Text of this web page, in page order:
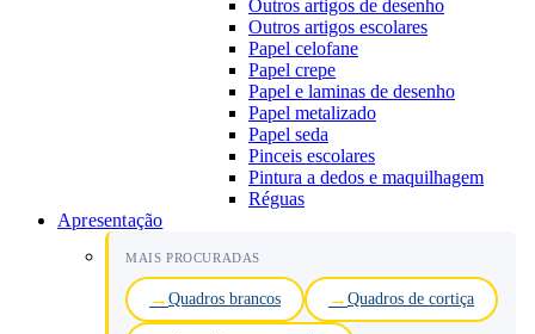
Outros artigos de desenho
Outros artigos escolares
Papel celofane
Papel crepe
Papel e laminas de desenho
Papel metalizado
Papel seda
Pinceis escolares
Pintura a dedos e maquilhagem
Réguas
Apresentação
MAIS PROCURADAS
Quadros brancos Quadros de cortiça